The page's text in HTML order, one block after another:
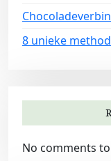
8 unieke
No comments